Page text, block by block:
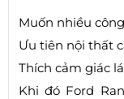
Muốn nhiều
Ưu tiên nội thất
Thích cảm giác
Khi đó Ford